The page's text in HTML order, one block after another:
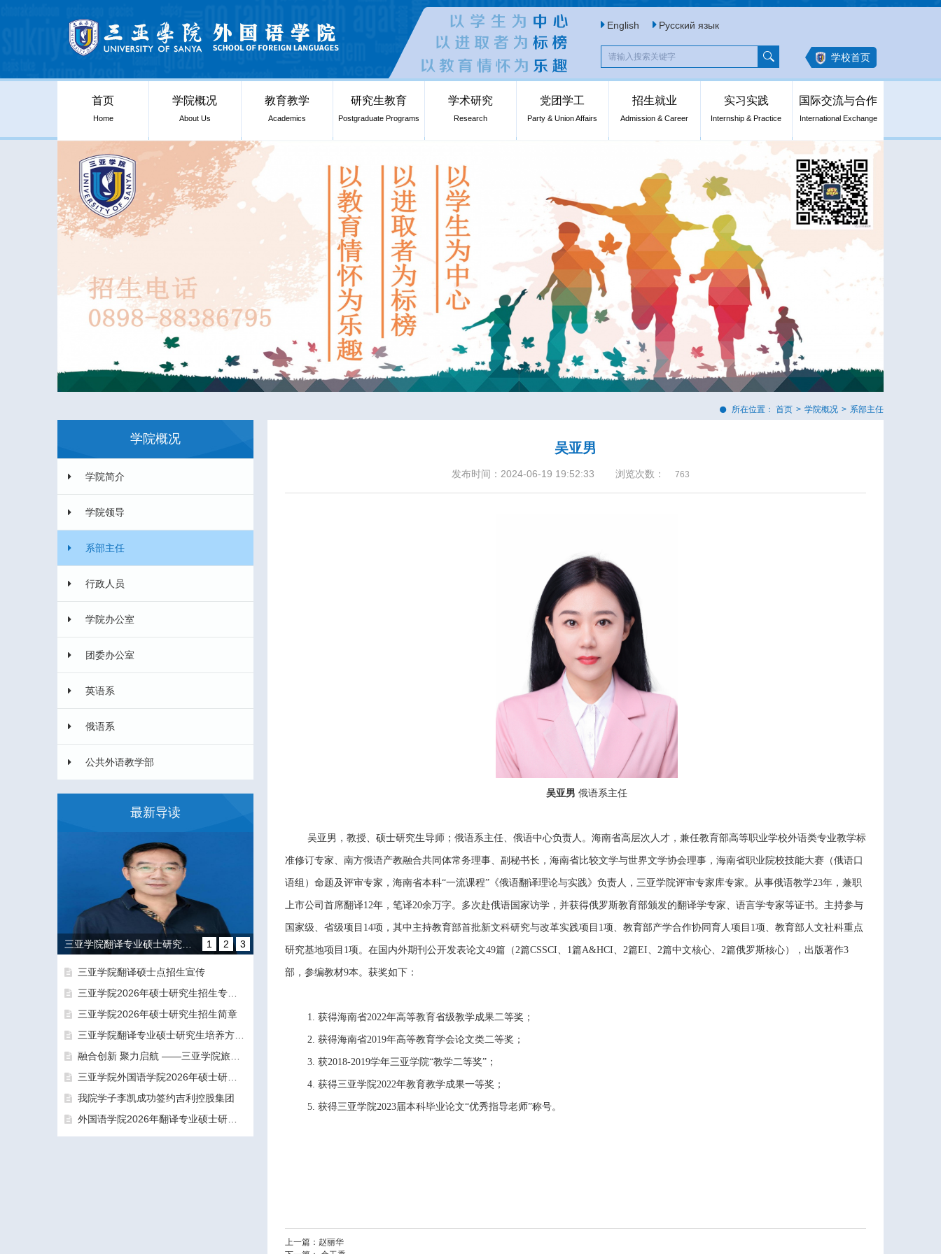
English Русский язык
学校首页
首页
Home
学院概况
About Us
教育教学
Academics
研究生教育
Postgraduate Programs
学术研究
Research
党团学工
Party & Union Affairs
招生就业
Admission & Career
实习实践
Internship & Practice
国际交流与合作
International Exchange
所在位置： 首页 > 学院概况 > 系部主任
学院概况
学院简介
学院领导
系部主任
行政人员
学院办公室
团委办公室
英语系
俄语系
公共外语教学部
最新导读
1 2 3
三亚学院翻译硕士点招生宣传
三亚学院2026年硕士研究生招生专业目录及参考书目
三亚学院2026年硕士研究生招生简章
三亚学院翻译专业硕士研究生培养方向和导师团队介绍
融合创新 聚力启航 ——三亚学院旅游与大健康学院正式揭牌成立
三亚学院外国语学院2026年硕士研究生拟录取名单公示公告（一志愿）
我院学子李凯成功签约吉利控股集团
外国语学院2026年翻译专业硕士研究生（MTI）一志愿考生面试工作圆满结束
吴亚男
发布时间：2024-06-19 19:52:33 浏览次数： 763
吴亚男 俄语系主任
吴亚男，教授、 硕士研究生导师； 俄语系主任、俄语中心负责人。海南省高层次人才，兼任教育部高等职业学校外语类专业教学标
准修订专家、 南方俄语产教融合共同体常务理事、副秘书长，海南省比较文学与世界文学协会理事， 海南省职业院校技能大赛（俄语口
语组）命题及评审专家，海南省本科“一流课程”《俄语翻译理论与实践》负责人， 三亚学院评审专家库专家。从事俄语教学23年，兼职
上市公司首席翻译12年，笔译20余万字。多次赴俄语国家访学，并获得俄罗斯教育部颁发的翻译学专家、语言学专家等证书。主持参与
国家级、省级项目14项，其中主持教育部首批新文科研究与改革实践项目1项、教育部产学合作协同育人项目1项、教育部人文社科重点
研究基地项目1项。在国内外期刊公开发表论文49篇（2篇CSSCI、1篇A&HCI、2篇EI、2篇中文核心、2篇俄罗斯核心），出版著作3
部，参编教材9本。获奖如下：
1. 获得海南省2022年高等教育省级教学成果二等奖；
2. 获得海南省2019年高等教育学会论文类二等奖；
3. 获2018-2019学年三亚学院“教学二等奖”；
4. 获得三亚学院2022年教育教学成果一等奖；
5. 获得三亚学院2023届本科毕业论文“优秀指导老师”称号。
上一篇： 赵丽华